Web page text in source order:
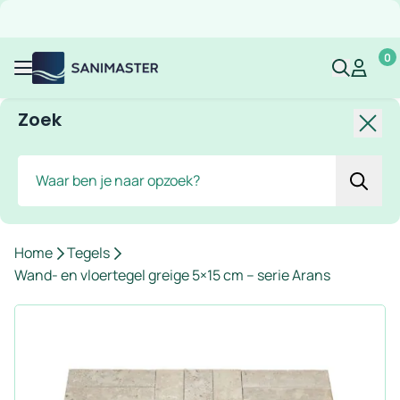
MenuSanimaster MijnMijn
0
Zoek
Home
Tegels
Wand- en vloertegel greige 5×15 cm – serie Arans